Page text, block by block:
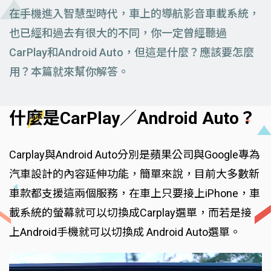
在手機進入智慧型時代，車上的導航影音車載系統，
也已經和過去有很大的不同，你一定曾經聽過
CarPlay和Android Auto，但這是什麼？應該要怎麼
用？本篇就來幫你解答。
什麼是CarPlay／Android Auto？
Carplay與Android Auto分別是蘋果公司與Google專為
汽車設計的內容延伸功能，簡單來說，目前大多數新
車款都支援這兩個服務，在車上只要接上iPhone，車
載系統的螢幕就可以切換成Carplay選單，而若是接
上Android手機就可以切換成 Android Auto選單。